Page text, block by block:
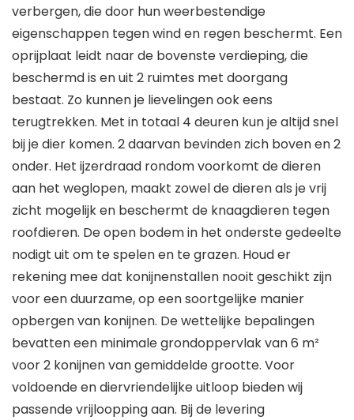
verbergen, die door hun weerbestendige
eigenschappen tegen wind en regen beschermt. Een
oprijplaat leidt naar de bovenste verdieping, die
beschermd is en uit 2 ruimtes met doorgang
bestaat. Zo kunnen je lievelingen ook eens
terugtrekken. Met in totaal 4 deuren kun je altijd snel
bij je dier komen. 2 daarvan bevinden zich boven en 2
onder. Het ijzerdraad rondom voorkomt de dieren
aan het weglopen, maakt zowel de dieren als je vrij
zicht mogelijk en beschermt de knaagdieren tegen
roofdieren. De open bodem in het onderste gedeelte
nodigt uit om te spelen en te grazen. Houd er
rekening mee dat konijnenstallen nooit geschikt zijn
voor een duurzame, op een soortgelijke manier
opbergen van konijnen. De wettelijke bepalingen
bevatten een minimale grondoppervlak van 6 m²
voor 2 konijnen van gemiddelde grootte. Voor
voldoende en diervriendelijke uitloop bieden wij
passende vrijloopping aan. Bij de levering